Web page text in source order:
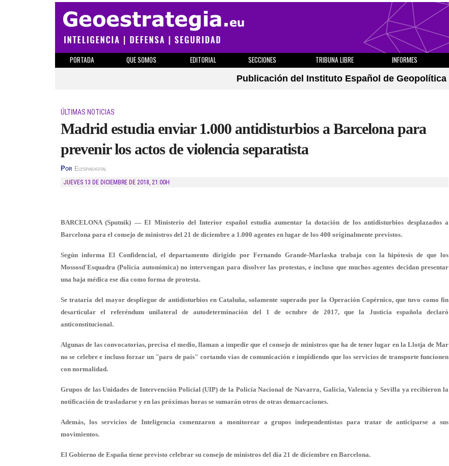
PORTADA QUE SOMOS EDITORIAL SECCIONES TRIBUNA LIBRE INFORMES
Publicación del Instituto Español de Geopolítica
ÚLTIMAS NOTICIAS
Madrid estudia enviar 1.000 antidisturbios a Barcelona para
prevenir los actos de violencia separatista
Por Elespiadigital
JUEVES 13 DE DICIEMBRE DE 2018, 21:00H
BARCELONA (Sputnik) — El Ministerio del Interior español estudia aumentar la dotación de los antidisturbios desplazados a
Barcelona para el consejo de ministros del 21 de diciembre a 1.000 agentes en lugar de los 400 originalmente previstos.
Según informa El Confidencial, el departamento dirigido por Fernando Grande-Marlaska trabaja con la hipótesis de que los
Mossosd'Esquadra (Policía autonómica) no intervengan para disolver las protestas, e incluso que muchos agentes decidan presentar
una baja médica ese día como forma de protesta.
Se trataría del mayor despliegue de antidisturbios en Cataluña, solamente superado por la Operación Copérnico, que tuvo como fin
desarticular el referéndum unilateral de autodeterminación del 1 de octubre de 2017, que la Justicia española declaró
anticonstitucional.
Algunas de las convocatorias, precisa el medio, llaman a impedir que el consejo de ministros que ha de tener lugar en la Llotja de Mar
no se celebre e incluso forzar un "paro de país" cortando vías de comunicación e impidiendo que los servicios de transporte funcionen
con normalidad.
Grupos de las Unidades de Intervención Policial (UIP) de la Policía Nacional de Navarra, Galicia, Valencia y Sevilla ya recibieron la
notificación de trasladarse y en las próximas horas se sumarán otros de otras demarcaciones.
Además, los servicios de Inteligencia comenzaron a monitorear a grupos independentistas para tratar de anticiparse a sus
movimientos.
El Gobierno de España tiene previsto celebrar su consejo de ministros del día 21 de diciembre en Barcelona.